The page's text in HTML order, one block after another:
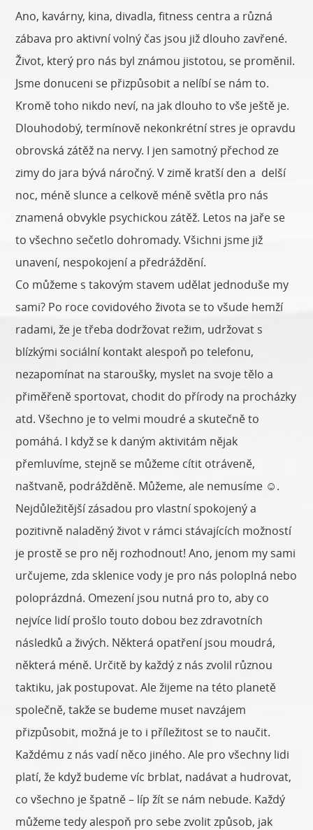
Ano, kavárny, kina, divadla, fitness centra a různá
zábava pro aktivní volný čas jsou již dlouho zavřené.
Život, který pro nás byl známou jistotou, se proměnil.
Jsme donuceni se přizpůsobit a nelíbí se nám to.
Kromě toho nikdo neví, na jak dlouho to vše ještě je.
Dlouhodobý, termínově nekonkrétní stres je opravdu
obrovská zátěž na nervy. I jen samotný přechod ze
zimy do jara bývá náročný. V zimě kratší den a delší
noc, méně slunce a celkově méně světla pro nás
znamená obvykle psychickou zátěž. Letos na jaře se
to všechno sečetlo dohromady. Všichni jsme již
unavení, nespokojení a předráždění.
Co můžeme s takovým stavem udělat jednoduše my
sami? Po roce covidového života se to všude hemží
radami, že je třeba dodržovat režim, udržovat s
blízkými sociální kontakt alespoň po telefonu,
nezapomínat na staroušky, myslet na svoje tělo a
přiměřeně sportovat, chodit do přírody na procházky
atd. Všechno je to velmi moudré a skutečně to
pomáhá. I když se k daným aktivitám nějak
přemluvíme, stejně se můžeme cítit otráveně,
naštvaně, podrážděně. Můžeme, ale nemusíme ☺.
Nejdůležitější zásadou pro vlastní spokojený a
pozitivně naladěný život v rámci stávajících možností
je prostě se pro něj rozhodnout! Ano, jenom my sami
určujeme, zda sklenice vody je pro nás poloplná nebo
poloprázdná. Omezení jsou nutná pro to, aby co
nejvíce lidí prošlo touto dobou bez zdravotních
následků a živých. Některá opatření jsou moudrá,
některá méně. Určitě by každý z nás zvolil různou
taktiku, jak postupovat. Ale žijeme na této planetě
společně, takže se budeme muset navzájem
přizpůsobit, možná je to i příležitost se to naučit.
Každému z nás vadí něco jiného. Ale pro všechny lidi
platí, že když budeme víc brblat, nadávat a hudrovat,
co všechno je špatně – líp žít se nám nebude. Každý
můžeme tedy alespoň pro sebe zvolit způsob, jak